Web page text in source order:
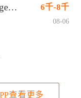
Senior Sales Manager/Sales Manager资深销售经理/销售经理 6千-8千
08-06
查看更多